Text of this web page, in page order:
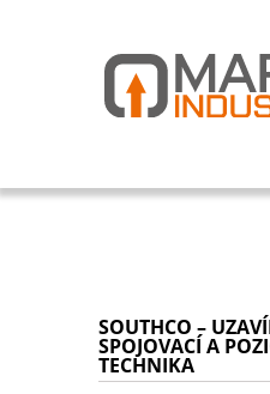
SOUTHCO –
SPOJOVACÍ A
TECHNIKA